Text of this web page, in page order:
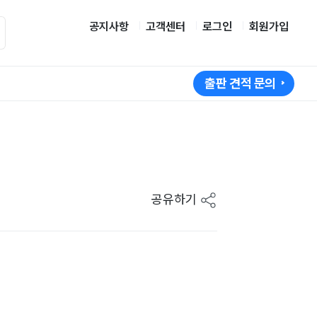
공지사항 고객센터 로그인 회원가입
출판 견적 문의
공유하기